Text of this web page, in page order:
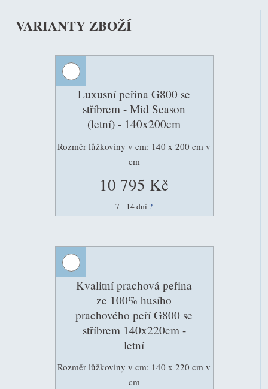
VARIANTY ZBOŽÍ
Luxusní peřina G800 se
stříbrem - Mid Season
(letní) - 140x200cm
Rozměr lůžkoviny v cm: 140 x 200 cm v
cm
10 795 Kč
7 - 14 dní ?
Kvalitní prachová peřina
ze 100% husího
prachového peří G800 se
stříbrem 140x220cm -
letní
Rozměr lůžkoviny v cm: 140 x 220 cm v
cm